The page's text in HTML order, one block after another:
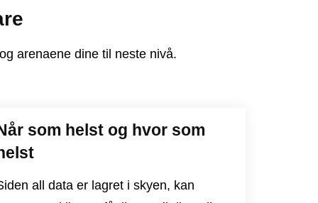
arenaene dine til neste nivå.
som helst og hvor som
all data er lagret i skyen, kan